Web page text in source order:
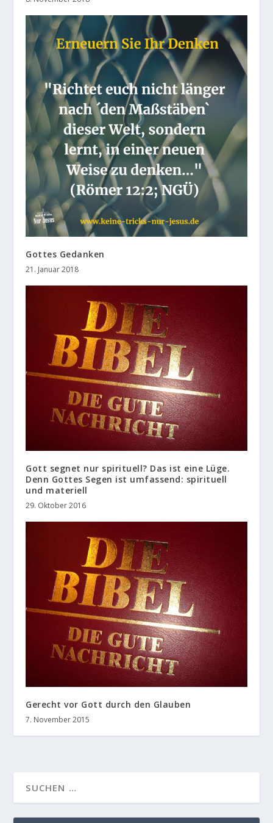
Gottes Gedanken
21. Januar 2018
Gott segnet nur spirituell? Das ist eine Lüge.
Denn Gottes Segen ist umfassend: spirituell
und materiell
29. Oktober 2016
Gerecht vor Gott durch den Glauben
7. November 2015